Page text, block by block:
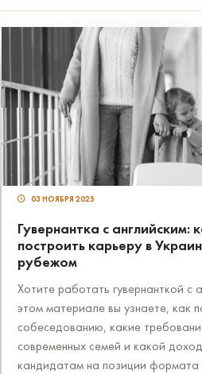
03 НОЯБРЯ 2025
Гувернантка с английским:
построить карьеру в
рубежом
Хотите работать гувернанткой с
этом материале вы узнаете, как
собеседованию, какие
современных семей и какой
кандидатам на позиции формата